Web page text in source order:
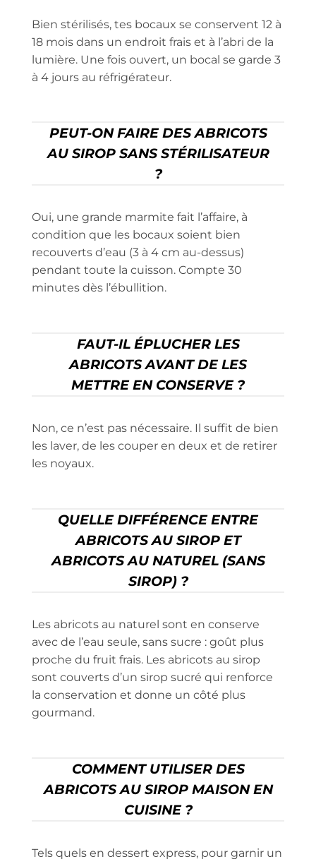
Bien stérilisés, tes bocaux se conservent 12 à
18 mois dans un endroit frais et à l’abri de la
lumière. Une fois ouvert, un bocal se garde 3
à 4 jours au réfrigérateur.
PEUT-ON FAIRE DES ABRICOTS
AU SIROP SANS STÉRILISATEUR
?
Oui, une grande marmite fait l’affaire, à
condition que les bocaux soient bien
recouverts d’eau (3 à 4 cm au-dessus)
pendant toute la cuisson. Compte 30
minutes dès l’ébullition.
FAUT-IL ÉPLUCHER LES
ABRICOTS AVANT DE LES
METTRE EN CONSERVE ?
Non, ce n’est pas nécessaire. Il suffit de bien
les laver, de les couper en deux et de retirer
les noyaux.
QUELLE DIFFÉRENCE ENTRE
ABRICOTS AU SIROP ET
ABRICOTS AU NATUREL (SANS
SIROP) ?
Les abricots au naturel sont en conserve
avec de l’eau seule, sans sucre : goût plus
proche du fruit frais. Les abricots au sirop
sont couverts d’un sirop sucré qui renforce
la conservation et donne un côté plus
gourmand.
COMMENT UTILISER DES
ABRICOTS AU SIROP MAISON EN
CUISINE ?
Tels quels en dessert express, pour garnir un